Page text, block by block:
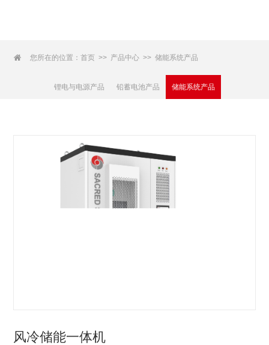
 您所在的位置：首页 >> 产品中心 >> 储能系统产品
锂电与电源产品 铅蓄电池产品 储能系统产品
风冷储能一体机